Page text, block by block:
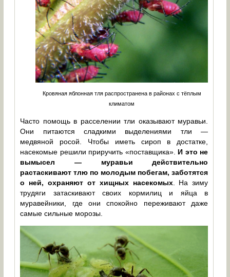
Кровяная яблонная тля распространена в районах с тёплым
климатом
Часто помощь в расселении тли оказывают муравьи.
Они питаются сладкими выделениями тли —
медвяной росой. Чтобы иметь сироп в достатке,
насекомые решили приручить «поставщика». И это не
вымысел — муравьи действительно
растаскивают тлю по молодым побегам, заботятся
о ней, охраняют от хищных насекомых. На зиму
трудяги затаскивают своих кормилиц и яйца в
муравейники, где они спокойно переживают даже
самые сильные морозы.